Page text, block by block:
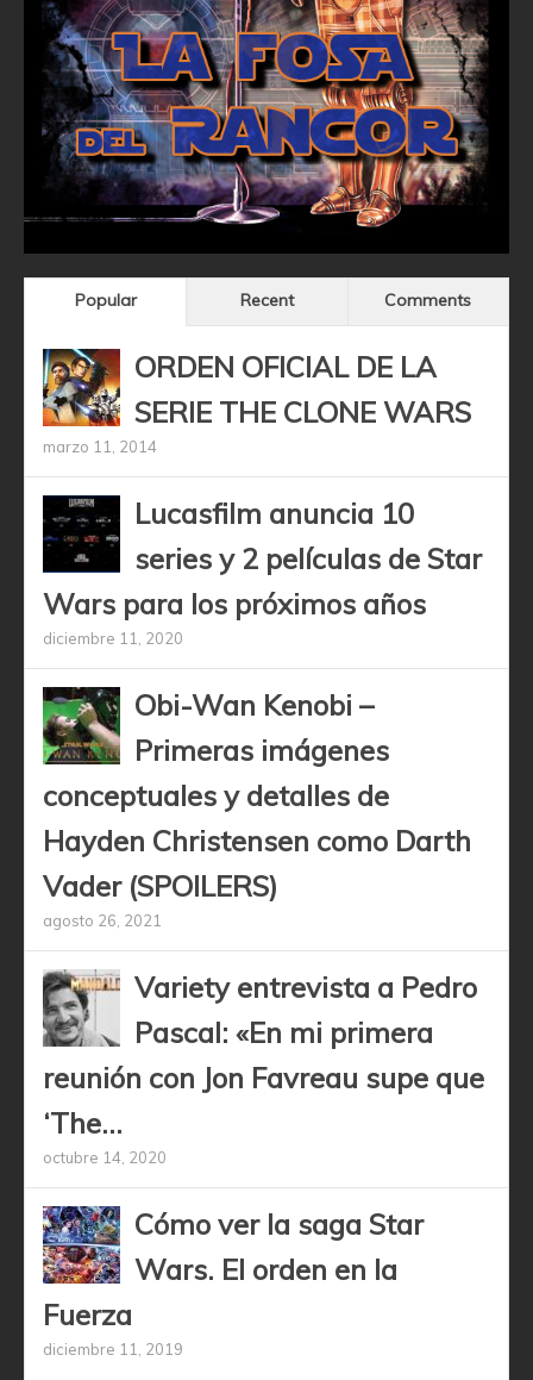
Popular Recent Comments
ORDEN OFICIAL DE LA
SERIE THE CLONE WARS
marzo 11, 2014
Lucasfilm anuncia 10
series y 2 películas de Star
Wars para los próximos años
diciembre 11, 2020
Obi-Wan Kenobi –
Primeras imágenes
conceptuales y detalles de
Hayden Christensen como Darth
Vader (SPOILERS)
agosto 26, 2021
Variety entrevista a Pedro
Pascal: «En mi primera
reunión con Jon Favreau supe que
‘The...
octubre 14, 2020
Cómo ver la saga Star
Wars. El orden en la
Fuerza
diciembre 11, 2019